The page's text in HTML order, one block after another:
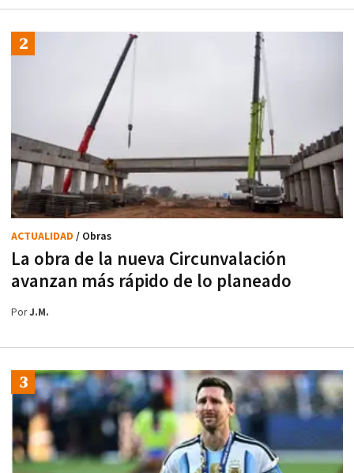
La obra de la nueva Circunvalación
avanzan más rápido de lo planeado
ACTUALIDAD / Obras
PorJ.M.